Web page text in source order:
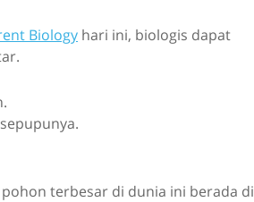
Biology hari ini, biologis dapat
terbesar di dunia ini berada di